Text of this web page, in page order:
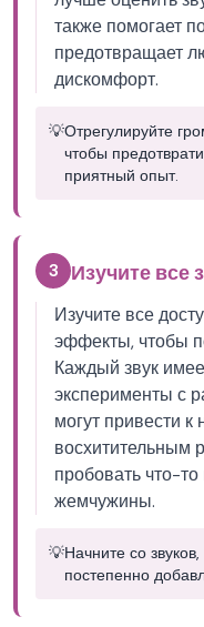
также помогает
предотвращает
дискомфорт.
💡Отрегулируйте
чтобы
приятный опыт.
3 Изучите все
Изучите все
эффекты, чтобы
Каждый звук
эксперименты с
могут привести
восхитительным
пробовать что-
жемчужины.
💡Начните со
постепенно